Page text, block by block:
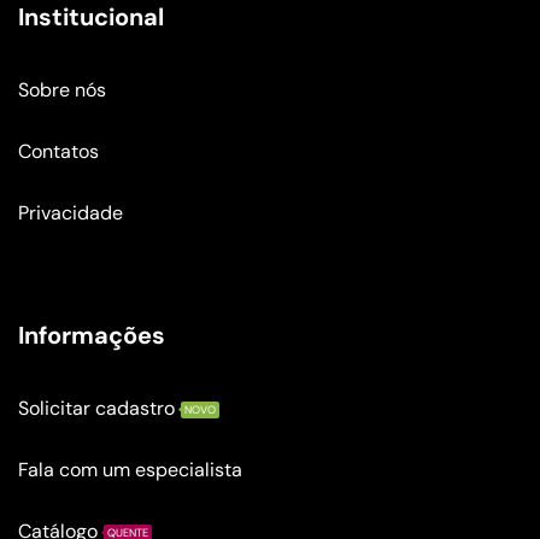
Institucional
Sobre nós
Contatos
Privacidade
Informações
Solicitar cadastro NOVO
Fala com um especialista
Catálogo QUENTE